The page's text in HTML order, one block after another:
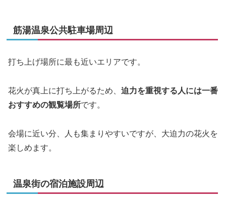
筋湯温泉公共駐車場周辺
打ち上げ場所に最も近いエリアです。
花火が真上に打ち上がるため、 迫力を重視する人には一番
おすすめの観覧場所です。
会場に近い分、人も集まりやすいですが、大迫力の花火を
楽しめます。
温泉街の宿泊施設周辺